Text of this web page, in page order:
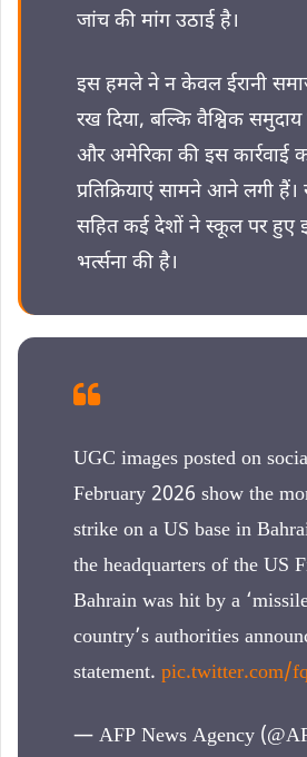
जांच की मांग उठाई है।
इस हमले ने न केवल ईरानी
रख दिया, बल्कि वैश्विक
और अमेरिका की इस कार्रवाई
प्रतिक्रियाएं सामने आने लगी हैं।
सहित कई देशों ने स्कूल पर हुए
भर्त्सना की है।
UGC images posted on
February 2026 show the
strike on a US base in
the headquarters of the US
Bahrain was hit by a
country’s authorities
statement. pic.twitter.com/
— AFP News Agency